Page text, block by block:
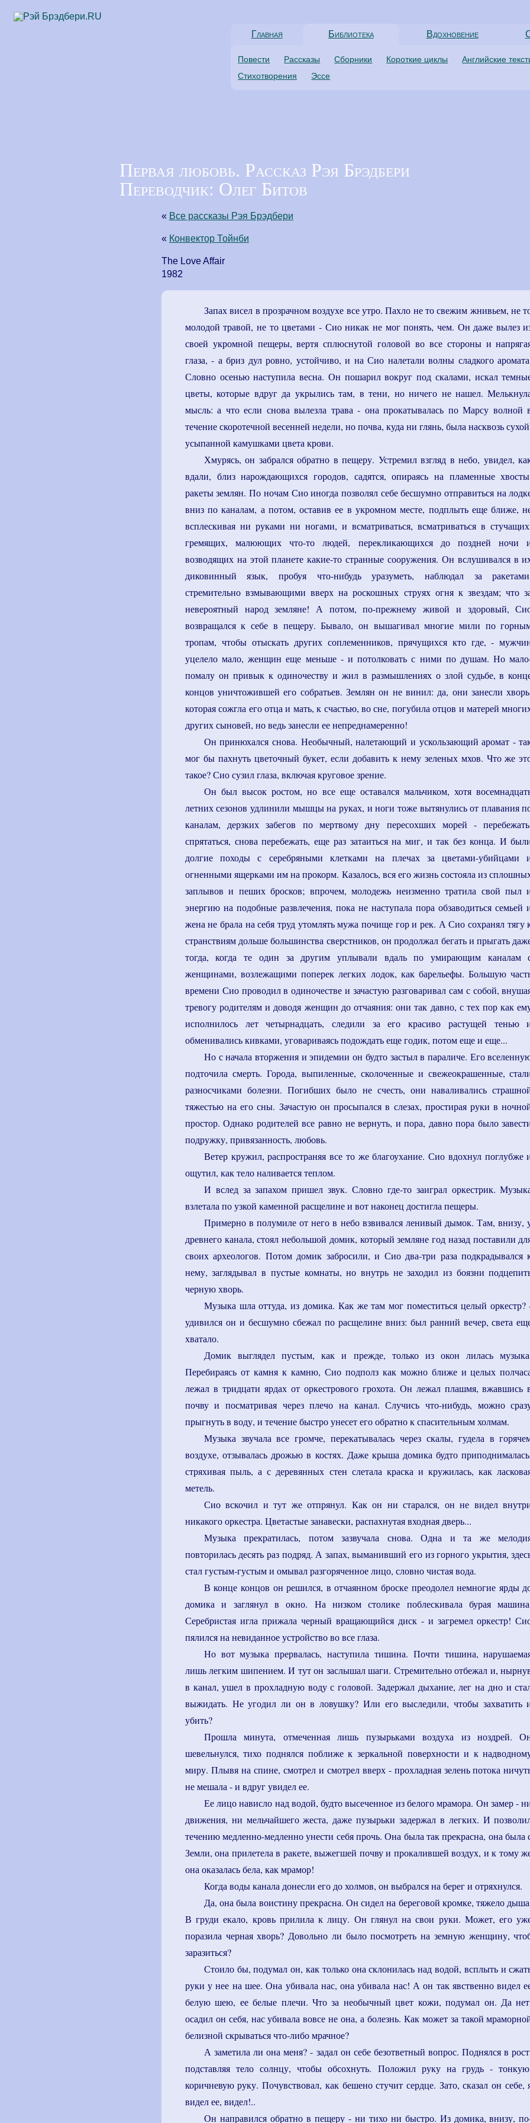
Главная Библиотека Вдохновение
Повести Рассказы Сборники Короткие циклы Английские
Стихотворения
Эссе
Первая любовь. Рассказ Рэя Брэдбери
Переводчик: Олег Битов
« Все рассказы Рэя Брэдбери
« Конвектор Тойнби
The Love Affair
1982
Запах висел в прозрачном воздухе все утро. Пахло не то свежим жнивьем, не
молодой травой, не то цветами - Сио никак не мог понять, чем. Он даже вылез
своей укромной пещеры, вертя сплюснутой головой во все стороны и
глаза, - а бриз дул ровно, устойчиво, и на Сио налетали волны сладкого
Словно осенью наступила весна. Он пошарил вокруг под скалами, искал
цветы, которые вдруг да укрылись там, в тени, но ничего не нашел.
мысль: а что если снова вылезла трава - она прокатывалась по Марсу волной
течение скоротечной весенней недели, но почва, куда ни глянь, была насквозь
усыпанной камушками цвета крови.
Хмурясь, он забрался обратно в пещеру. Устремил взгляд в небо, увидел,
вдали, близ нарождающихся городов, садятся, опираясь на пламенные
ракеты землян. По ночам Сио иногда позволял себе бесшумно отправиться на
вниз по каналам, а потом, оставив ее в укромном месте, подплыть еще ближе,
всплескивая ни руками ни ногами, и всматриваться, всматриваться в
гремящих, малюющих что-то людей, перекликающихся до поздней ночи
возводящих на этой планете какие-то странные сооружения. Он вслушивался в
диковинный язык, пробуя что-нибудь уразуметь, наблюдал за
стремительно взмывающими вверх на роскошных струях огня к звездам; что
невероятный народ земляне! А потом, по-прежнему живой и здоровый,
возвращался к себе в пещеру. Бывало, он вышагивал многие мили по
тропам, чтобы отыскать других соплеменников, прячущихся кто где, -
уцелело мало, женщин еще меньше - и потолковать с ними по душам. Но
помалу он привык к одиночеству и жил в размышлениях о злой судьбе, в
концов уничтожившей его собратьев. Землян он не винил: да, они занесли
которая сожгла его отца и мать, к счастью, во сне, погубила отцов и матерей
других сыновей, но ведь занесли ее непреднамеренно!
Он принюхался снова. Необычный, налетающий и ускользающий аромат -
мог бы пахнуть цветочный букет, если добавить к нему зеленых мхов. Что же
такое? Сио сузил глаза, включая круговое зрение.
Он был высок ростом, но все еще оставался мальчиком, хотя
летних сезонов удлинили мышцы на руках, и ноги тоже вытянулись от плавания
каналам, дерзких забегов по мертвому дну пересохших морей -
спрятаться, снова перебежать, еще раз затаиться на миг, и так без конца. И
долгие походы с серебряными клетками на плечах за цветами-убийцами
огненными ящерками им на прокорм. Казалось, вся его жизнь состояла из
заплывов и пеших бросков; впрочем, молодежь неизменно тратила свой пыл
энергию на подобные развлечения, пока не наступала пора обзаводиться семьей
жена не брала на себя труд утомлять мужа почище гор и рек. А Сио сохранял тягу
странствиям дольше большинства сверстников, он продолжал бегать и прыгать
тогда, когда те один за другим уплывали вдаль по умирающим каналам
женщинами, возлежащими поперек легких лодок, как барельефы. Большую
времени Сио проводил в одиночестве и зачастую разговаривал сам с собой,
тревогу родителям и доводя женщин до отчаяния: они так давно, с тех пор как
исполнилось лет четырнадцать, следили за его красиво растущей тенью
обменивались кивками, уговариваясь подождать еще годик, потом еще и еще...
Но с начала вторжения и эпидемии он будто застыл в параличе. Его
подточила смерть. Города, выпиленные, сколоченные и свежеокрашенные,
разносчиками болезни. Погибших было не счесть, они наваливались
тяжестью на его сны. Зачастую он просыпался в слезах, простирая руки в
простор. Однако родителей все равно не вернуть, и пора, давно пора было
подружку, привязанность, любовь.
Ветер кружил, распространяя все то же благоухание. Сио вдохнул поглубже
ощутил, как тело наливается теплом.
И вслед за запахом пришел звук. Словно где-то заиграл оркестрик.
взлетала по узкой каменной расщелине и вот наконец достигла пещеры.
Примерно в полумиле от него в небо взвивался ленивый дымок. Там, внизу,
древнего канала, стоял небольшой домик, который земляне год назад поставили
своих археологов. Потом домик забросили, и Сио два-три раза подкрадывался
нему, заглядывал в пустые комнаты, но внутрь не заходил из боязни
черную хворь.
Музыка шла оттуда, из домика. Как же там мог поместиться целый оркестр?
удивился он и бесшумно сбежал по расщелине вниз: был ранний вечер, света
хватало.
Домик выглядел пустым, как и прежде, только из окон лилась
Перебираясь от камня к камню, Сио подполз как можно ближе и целых
лежал в тридцати ярдах от оркестрового грохота. Он лежал плашмя, вжавшись
почву и посматривая через плечо на канал. Случись что-нибудь, можно
прыгнуть в воду, и течение быстро унесет его обратно к спасительным холмам.
Музыка звучала все громче, перекатывалась через скалы, гудела в
воздухе, отзывалась дрожью в костях. Даже крыша домика будто
стряхивая пыль, а с деревянных стен слетала краска и кружилась, как
метель.
Сио вскочил и тут же отпрянул. Как он ни старался, он не видел
никакого оркестра. Цветастые занавески, распахнутая входная дверь...
Музыка прекратилась, потом зазвучала снова. Одна и та же
повторилась десять раз подряд. А запах, выманивший его из горного укрытия,
стал густым-густым и омывал разгоряченное лицо, словно чистая вода.
В конце концов он решился, в отчаянном броске преодолел немногие ярды
домика и заглянул в окно. На низком столике поблескивала бурая
Серебристая игла прижала черный вращающийся диск - и загремел оркестр!
пялился на невиданное устройство во все глаза.
Но вот музыка прервалась, наступила тишина. Почти тишина,
лишь легким шипением. И тут он заслышал шаги. Стремительно отбежал и,
в канал, ушел в прохладную воду с головой. Задержал дыхание, лег на дно и
выжидать. Не угодил ли он в ловушку? Или его выследили, чтобы захватить
убить?
Прошла минута, отмеченная лишь пузырьками воздуха из ноздрей.
шевельнулся, тихо поднялся поближе к зеркальной поверхности и к
миру. Плывя на спине, смотрел и смотрел вверх - прохладная зелень потока
не мешала - и вдруг увидел ее.
Ее лицо нависло над водой, будто высеченное из белого мрамора. Он замер -
движения, ни мельчайшего жеста, даже пузырьки задержал в легких. И
течению медленно-медленно унести себя прочь. Она была так прекрасна, она была
Земли, она прилетела в ракете, выжегшей почву и прокалившей воздух, и к тому
она оказалась бела, как мрамор!
Когда воды канала донесли его до холмов, он выбрался на берег и отряхнулся.
Да, она была воистину прекрасна. Он сидел на береговой кромке, тяжело
В груди екало, кровь прилила к лицу. Он глянул на свои руки. Может, его
поразила черная хворь? Довольно ли было посмотреть на земную женщину,
заразиться?
Стоило бы, подумал он, как только она склонилась над водой, всплыть и
руки у нее на шее. Она убивала нас, она убивала нас! А он так явственно видел
белую шею, ее белые плечи. Что за необычный цвет кожи, подумал он. Да
осадил он себя, нас убивала вовсе не она, а болезнь. Как может за такой
белизной скрываться что-либо мрачное?
А заметила ли она меня? - задал он себе безответный вопрос. Поднялся в
подставляя тело солнцу, чтобы обсохнуть. Положил руку на грудь -
коричневую руку. Почувствовал, как бешено стучит сердце. Зато, сказал он себе,
видел ее, видел!..
Он направился обратно в пещеру - ни тихо ни быстро. Из домика, внизу,